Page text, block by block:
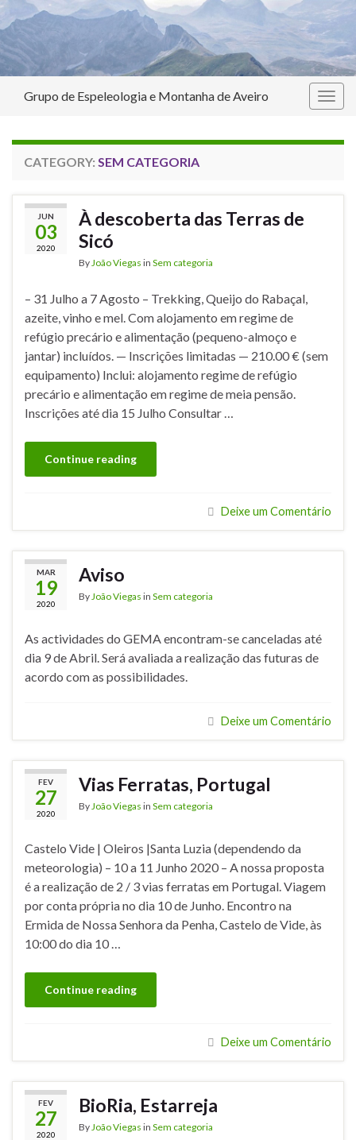
Grupo de Espeleologia e Montanha de Aveiro
CATEGORY: SEM CATEGORIA
JUN
03
2020
À descoberta das Terras de
Sicó
By João Viegas in Sem categoria
– 31 Julho a 7 Agosto – Trekking, Queijo do Rabaçal,
azeite, vinho e mel. Com alojamento em regime de
refúgio precário e alimentação (pequeno-almoço e
jantar) incluídos. — Inscrições limitadas — 210.00 € (sem
equipamento) Inclui: alojamento regime de refúgio
precário e alimentação em regime de meia pensão.
Inscrições até dia 15 Julho Consultar …
Continue reading
Deixe um Comentário
MAR
19
2020
Aviso
By João Viegas in Sem categoria
As actividades do GEMA encontram-se canceladas até
dia 9 de Abril. Será avaliada a realização das futuras de
acordo com as possibilidades.
Deixe um Comentário
FEV
27
2020
Vias Ferratas, Portugal
By João Viegas in Sem categoria
Castelo Vide | Oleiros |Santa Luzia (dependendo da
meteorologia) – 10 a 11 Junho 2020 – A nossa proposta
é a realização de 2 / 3 vias ferratas em Portugal. Viagem
por conta própria no dia 10 de Junho. Encontro na
Ermida de Nossa Senhora da Penha, Castelo de Vide, às
10:00 do dia 10 …
Continue reading
Deixe um Comentário
FEV
27
2020
BioRia, Estarreja
By João Viegas in Sem categoria